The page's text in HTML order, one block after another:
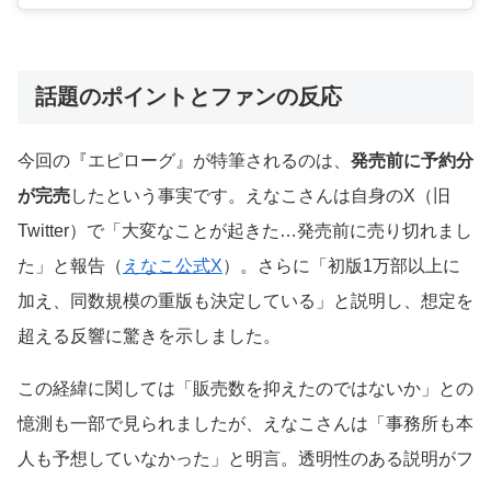
話題のポイントとファンの反応
今回の『エピローグ』が特筆されるのは、 発売前に予約分
が完売したという事実です。えなこさんは自身のX（旧
Twitter）で「大変なことが起きた…発売前に売り切れまし
た」と報告（ えなこ公式X）。さらに「初版1万部以上に
加え、同数規模の重版も決定している」と説明し、想定を
超える反響に驚きを示しました。
この経緯に関しては「販売数を抑えたのではないか」との
憶測も一部で見られましたが、えなこさんは「事務所も本
人も予想していなかった」と明言。透明性のある説明がフ